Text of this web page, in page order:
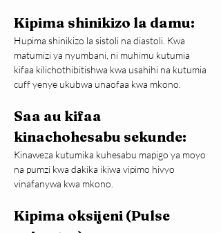
Kipima shinikizo la damu:
Hupima shinikizo la sistoli na diastoli. Kwa
matumizi ya nyumbani, ni muhimu kutumia
kifaa kilichothibitishwa kwa usahihi na kutumia
cuff yenye ukubwa unaofaa kwa mkono.
Saa au kifaa
kinachohesabu sekunde:
Kinaweza kutumika kuhesabu mapigo ya moyo
na pumzi kwa dakika ikiwa vipimo hivyo
vinafanywa kwa mkono.
Kipima oksijeni (Pulse